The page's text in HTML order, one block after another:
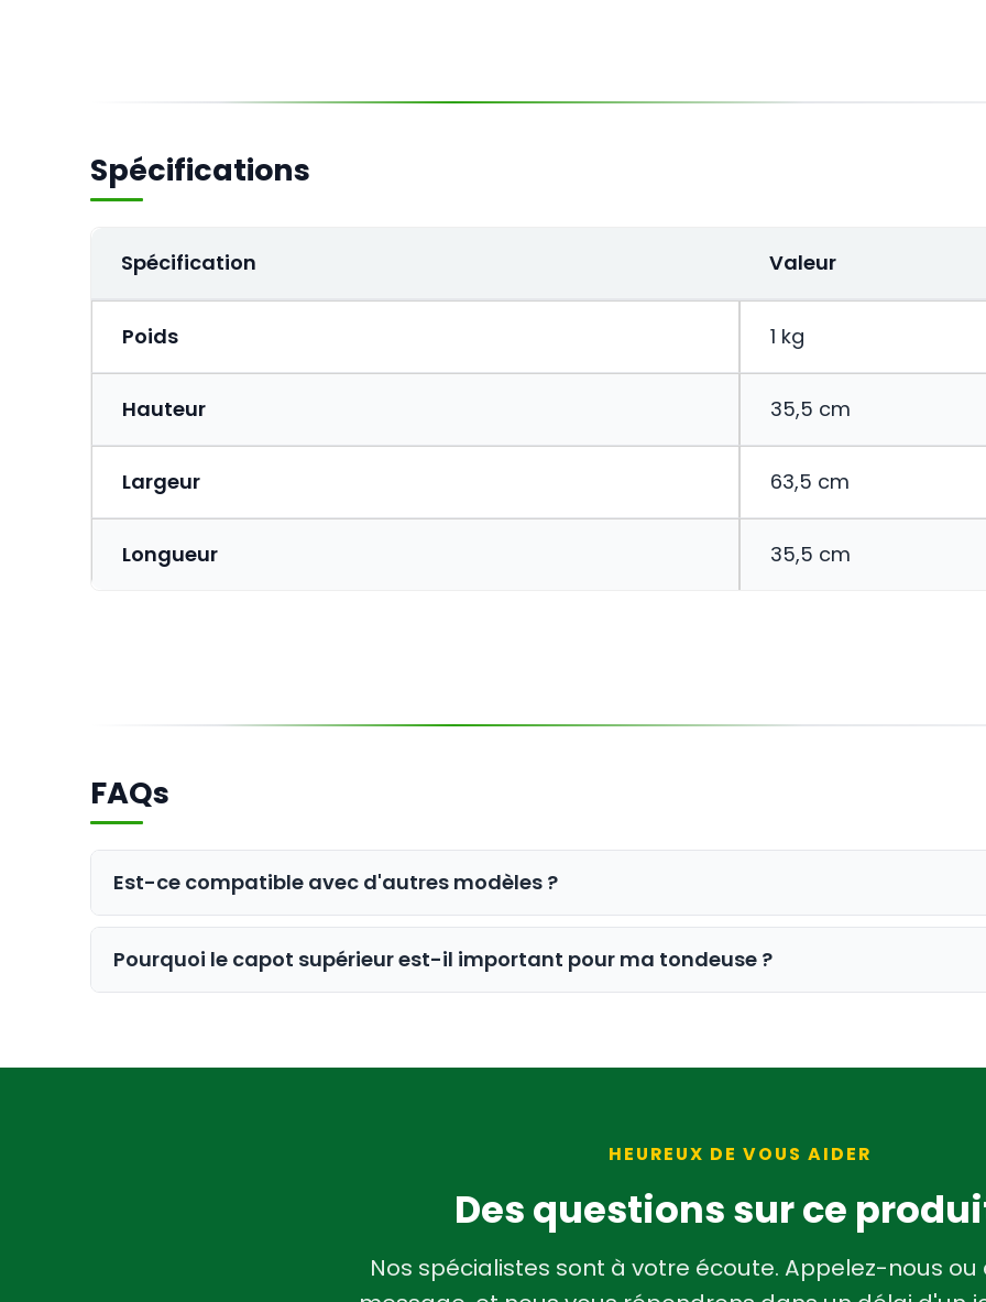
Spécifications
Spécification Valeur
Poids 1 kg
Hauteur 35,5 cm
Largeur 63,5 cm
Longueur 35,5 cm
FAQs
Est-ce compatible avec d'autres modèles ?
Non, ce couvercle spécifique est conçu exclusivement pour le CenturionPro Mini. Pour
supérieur en plastique pour CenturionPro Originaloucapot supérieur en plastique pour
Pourquoi le capot supérieur est-il important pour ma tondeuse ?
inégale.
HEUREUX DE VOUS AIDER
Des questions sur ce
Nos spécialistes sont à votre écoute. Appelez-nous ou